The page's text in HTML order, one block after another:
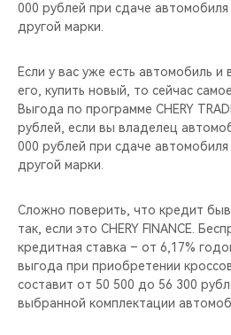
000 рублей при сдаче
другой марки.
Если у вас уже есть автомобиль
его, купить новый, то сейчас
Выгода по программе CHERY
рублей, если вы владелец
000 рублей при сдаче
другой марки.
Сложно поверить, что кредит
так, если это CHERY FINANCE.
кредитная ставка – от 6,17%
выгода при приобретении
составит от 50 500 до 56 300
выбранной комплектации